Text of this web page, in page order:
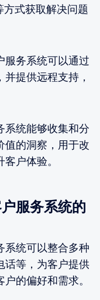
方式获取解决问题
服务系统可以通过
提供远程支持，
系统能够收集和分
值的洞察，用于改
户体验。
服务系统的
系统可以整合多种
话等，为客户提供
的偏好和需求。